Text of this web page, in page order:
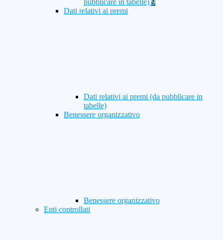
pubblicare in tabelle) 9
Dati relativi ai premi
Dati relativi ai premi (da pubblicare in
tabelle)
Benessere organizzativo
Benessere organizzativo
Enti controllati